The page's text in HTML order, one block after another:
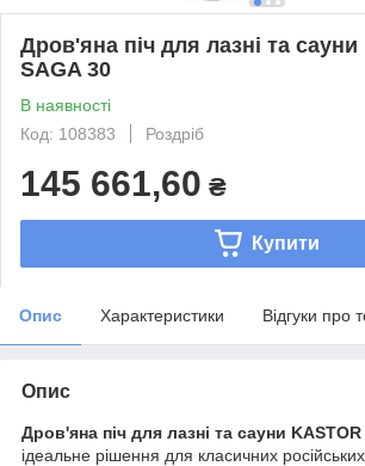
Дров'яна піч для лазні та сауни
SAGA 30
В наявності
Код: 108383
Роздріб
145 661,60 ₴
Купити
Опис Характеристики Відгуки про
Опис
Дров'яна піч для лазні та сауни
ідеальне рішення для класичних